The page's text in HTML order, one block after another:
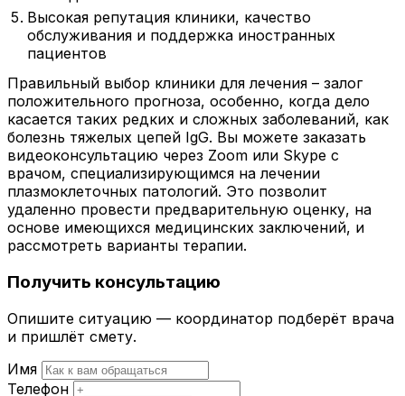
Высокая репутация клиники, качество
обслуживания и поддержка иностранных
пациентов
Правильный выбор клиники для лечения – залог
положительного прогноза, особенно, когда дело
касается таких редких и сложных заболеваний, как
болезнь тяжелых цепей IgG. Вы можете заказать
видеоконсультацию через Zoom или Skype с
врачом, специализирующимся на лечении
плазмоклеточных патологий. Это позволит
удаленно провести предварительную оценку, на
основе имеющихся медицинских заключений, и
рассмотреть варианты терапии.
Получить консультацию
Опишите ситуацию — координатор подберёт врача
и пришлёт смету.
Имя
Телефон